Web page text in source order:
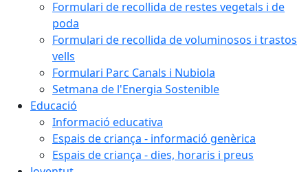
Formulari de recollida de restes vegetals i de
poda
Formulari de recollida de voluminosos i trastos
vells
Formulari Parc Canals i Nubiola
Setmana de l'Energia Sostenible
Educació
Informació educativa
Espais de criança - informació genèrica
Espais de criança - dies, horaris i preus